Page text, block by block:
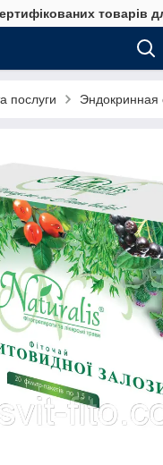
товарів
послуги Эндокринная